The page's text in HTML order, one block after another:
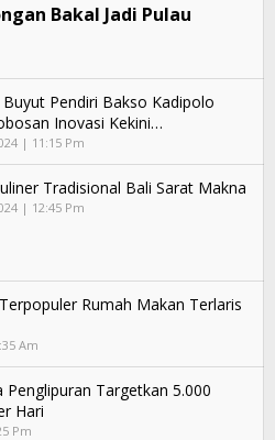
Bakal Jadi Pulau
Pendiri Bakso Kadipolo
Inovasi Kekini…
| 11:15 Pm
Tradisional Bali Sarat Makna
| 12:45 Pm
Rumah Makan Terlaris
Am
Penglipuran Targetkan 5.000
Hari
Pm